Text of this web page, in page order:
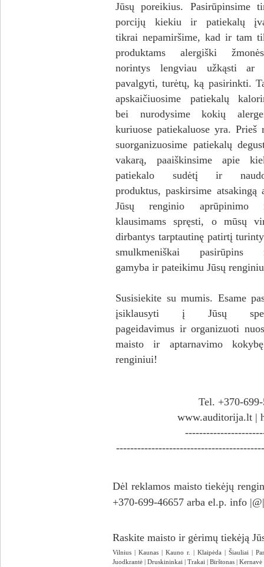
Jūsų poreikius. Pasirūpinsime
porcijų kiekiu ir patiekalų
tikrai nepamiršime, kad ir tam
produktams alergiški
norintys lengviau užkąsti ar
pavalgyti, turėtų, ką pasirinkti.
apskaičiuosime patiekalų
bei nurodysime kokių
kuriuose patiekaluose yra. Prieš
suorganizuosime patiekalų
vakarą, paaiškinsime apie
patiekalo sudėtį ir
produktus, paskirsime atsakingą
Jūsų renginio aprūpinimo
klausimams spręsti, o mūsų
dirbantys tarptautinę patirtį
smulkmeniškai pasirūpins
gamyba ir pateikimu Jūsų
Susisiekite su mumis. Esame
įsiklausyti į Jūsų
pageidavimus ir organizuoti
maisto ir aptarnavimo
renginiui!
Tel. +370-
www.auditorija.lt |
Dėl reklamos maisto tiekėjų
+370-699-46657 arba el.p. info
Raskite maisto ir gėrimų tiekėją
Vilnius | Kaunas | Kauno r. | Klaipėda | Šiauliai |
Juodkrantė | Druskininkai | Trakai | Birštonas | Kernavė